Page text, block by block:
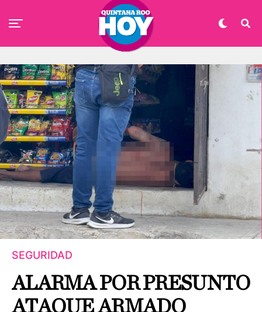
SEGURIDAD
ALARMA POR PRESUNTO
ATAQUE ARMADO